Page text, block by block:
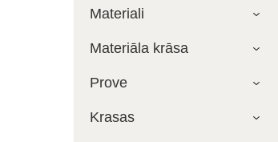
Materiali
Materiāla krāsa
Prove
Krasas